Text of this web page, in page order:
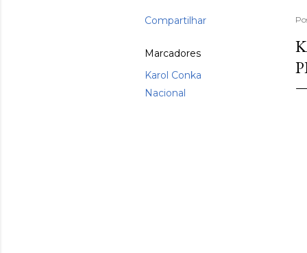
Compartilhar
Marcadores
Karol Conka
Nacional